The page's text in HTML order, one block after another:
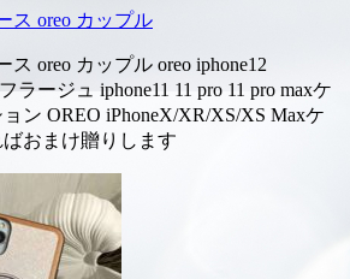
ス oreo カップル
ス oreo カップル oreo iphone12
ラージュ iphone11 11 pro 11 pro maxケ
ン OREO iPhoneX/XR/XS/XS Maxケ
おまけ贈りします